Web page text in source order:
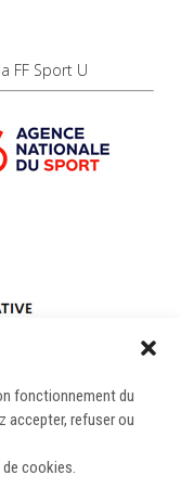
fonctionnement du
accepter, refuser ou
cookies.
FF Sport U